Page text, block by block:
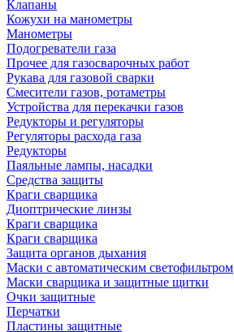
Клапаны
Кожухи на манометры
Манометры
Подогреватели газа
Прочее для газосварочных работ
Рукава для газовой сварки
Смесители газов, ротаметры
Устройства для перекачки газов
Редукторы и регуляторы
Регуляторы расхода газа
Редукторы
Паяльные лампы, насадки
Средства защиты
Краги сварщика
Диоптрические линзы
Краги сварщика
Краги сварщика
Защита органов дыхания
Маски с автоматическим светофильтром
Маски сварщика и защитные щитки
Очки защитные
Перчатки
Пластины защитные